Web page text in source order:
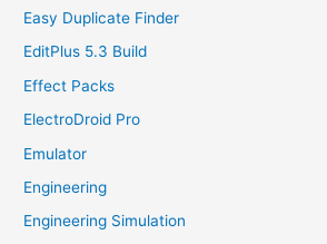
Easy Duplicate Finder
EditPlus 5.3 Build
Effect Packs
ElectroDroid Pro
Emulator
Engineering
Engineering Simulation